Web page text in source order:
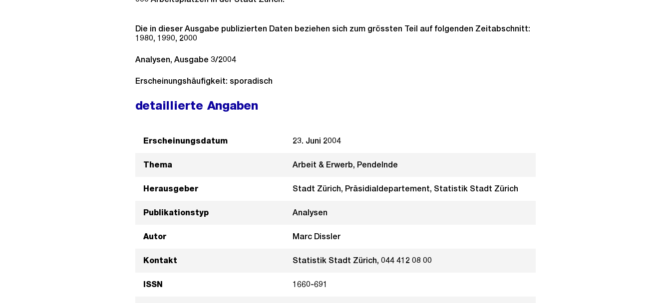
Die in dieser Ausgabe publizierten Daten beziehen sich zum grössten Teil auf folgenden Zeitabschnitt:
1980, 1990, 2000
Analysen, Ausgabe 3/2004
Erscheinungshäufigkeit: sporadisch
detaillierte Angaben
Erscheinungsdatum 23. Juni 2004
Thema Arbeit & Erwerb, Pendelnde
Herausgeber Stadt Zürich, Präsidialdepartement, Statistik Stadt Zürich
Publikationstyp Analysen
Autor Marc Dissler
Kontakt Statistik Stadt Zürich, 044 412 08 00
ISSN 1660-691